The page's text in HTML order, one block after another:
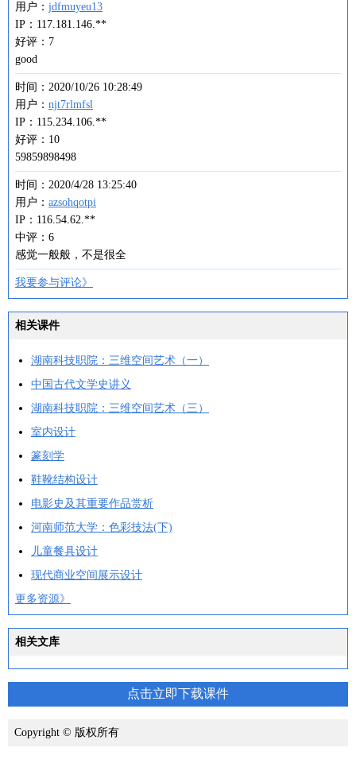
用户： jdfmuyeu13
IP：117.181.146.**
好评：7
good
时间：2020/10/26 10:28:49
用户： njt7rlmfsl
IP：115.234.106.**
好评：10
59859898498
时间：2020/4/28 13:25:40
用户： azsohqotpi
IP：116.54.62.**
中评：6
感觉一般般，不是很全
我要参与评论》
相关课件
湖南科技职院：三维空间艺术（一）
中国古代文学史讲义
湖南科技职院：三维空间艺术（三）
室内设计
篆刻学
鞋靴结构设计
电影史及其重要作品赏析
河南师范大学：色彩技法(下)
儿童餐具设计
现代商业空间展示设计
更多资源》
相关文库
点击立即下载课件
Copyright © 版权所有